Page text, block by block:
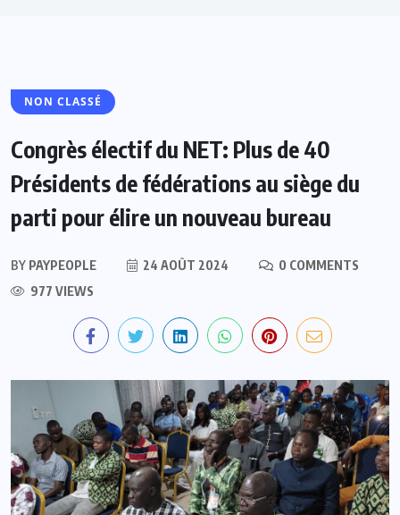
NON CLASSÉ
Congrès électif du NET: Plus de 40
Présidents de fédérations au siège du
parti pour élire un nouveau bureau
BY PAYPEOPLE 24 AOÛT 2024
0 COMMENTS
977 VIEWS